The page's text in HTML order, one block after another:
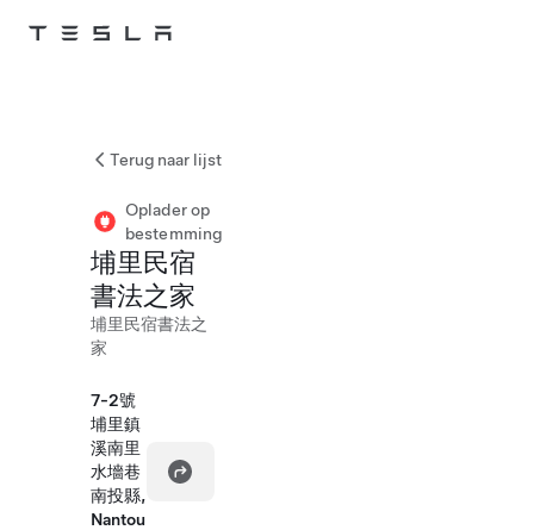
Terug naar lijst
Oplader op
bestemming
埔里民宿
書法之家
埔里民宿書法之
家
7-2號
埔里鎮
溪南里
水墻巷
南投縣,
Nantou